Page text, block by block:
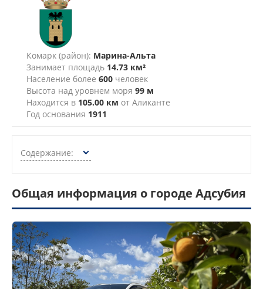
Комарк (район): Марина-Альта
Занимает площадь 14.73 км²
Население более 600 человек
Высота над уровнем моря 99 м
Находится в 105.00 км от Аликанте
Год основания 1911
Содержание:
Общая информация о городе Адсубия